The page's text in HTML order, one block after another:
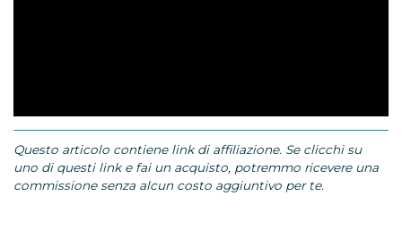
Questo articolo contiene link di affiliazione. Se clicchi su
uno di questi link e fai un acquisto, potremmo ricevere una
commissione senza alcun costo aggiuntivo per te.